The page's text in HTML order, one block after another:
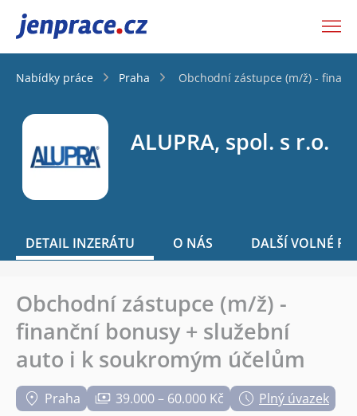
JenPráce.cz
Nabídky práce Praha Obchodní zástupce (m/ž) -
ALUPRA, spol. s r.o.
DETAIL INZERÁTU O NÁS DALŠÍ VOLNÉ
Obchodní zástupce (m/ž) -
finanční bonusy + služební
auto i k soukromým účelům
Praha 39.000 – 60.000 Kč Plný úvazek